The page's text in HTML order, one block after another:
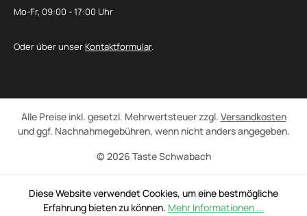
Mo-Fr, 09:00 - 17:00 Uhr
Oder über unser Kontaktformular.
© 2026 Taste Schwabach
Alle Preise inkl. gesetzl. Mehrwertsteuer zzgl. Versandkosten
und ggf. Nachnahmegebühren, wenn nicht anders angegeben.
Diese Website verwendet Cookies, um eine bestmögliche
Erfahrung bieten zu können. Mehr Informationen ...